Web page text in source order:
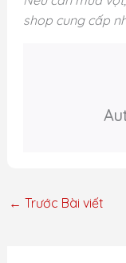
shop cung cấp
← Trước Bài viết